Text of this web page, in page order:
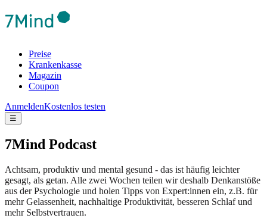
Preise
Krankenkasse
Magazin
Coupon
AnmeldenKostenlos testen
☰
7Mind Podcast
Achtsam, produktiv und mental gesund - das ist häufig leichter
gesagt, als getan. Alle zwei Wochen teilen wir deshalb Denkanstöße
aus der Psychologie und holen Tipps von Expert:innen ein, z.B. für
mehr Gelassenheit, nachhaltige Produktivität, besseren Schlaf und
mehr Selbstvertrauen.